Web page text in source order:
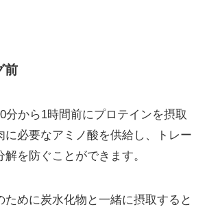
前
分から1時間前にプロテインを摂取
に必要なアミノ酸を供給し、トレー
を防ぐことができます。
ために炭水化物と一緒に摂取すると